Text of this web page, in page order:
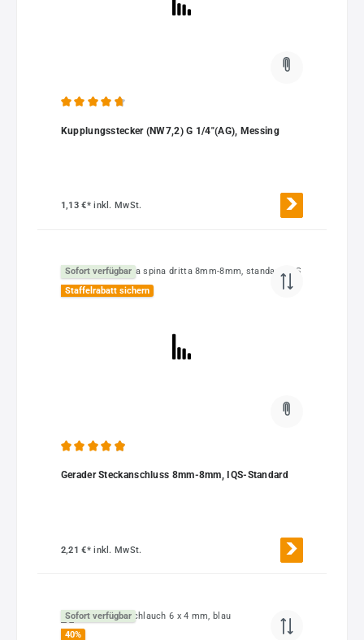
Kupplungsstecker (NW7,2) G 1/4"(AG), Messing
1,13 €*inkl. MwSt.
Sofort verfügbar
Staffelrabatt sichern
Gerader Steckanschluss 8mm-8mm, IQS-Standard
2,21 €*inkl. MwSt.
Sofort verfügbar
40%